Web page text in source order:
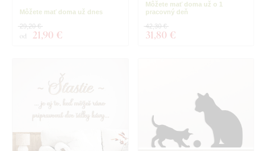
Môžete mať doma už dnes
od 21,90 €
29,20 €
Môžete mať doma už o 1
pracovný deň
31,80 €
42,30 €